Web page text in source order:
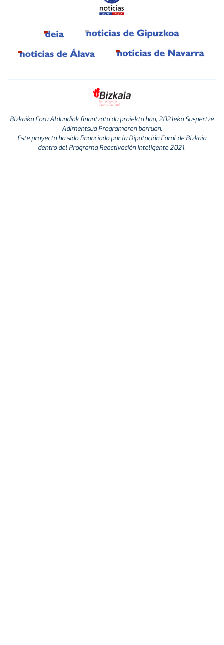
Bizkaiko Foru Aldundiak finantzatu du proiektu hau, 2021eko Suspertze
Adimentsua Programaren barruan.
Este proyecto ha sido financiado por la Diputación Foral de Bizkaia
dentro del Programa Reactivación Inteligente 2021.